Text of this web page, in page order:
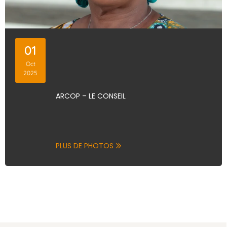
ARCOP – LE CONSEIL
01
Oct
2025
PLUS DE PHOTOS